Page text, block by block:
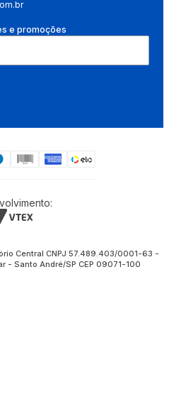
e promoções
Central CNPJ 57.489.403/0001-63 -
- Santo André/SP CEP 09071-100